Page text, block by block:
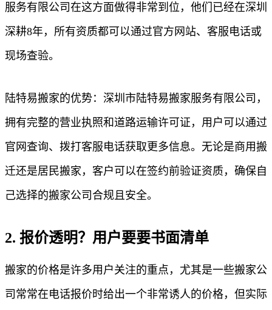
服务有限公司在这方面做得非常到位，他们已经在深圳
深耕8年，所有资质都可以通过官方网站、客服电话或
现场查验。
陆特易搬家的优势：深圳市陆特易搬家服务有限公司，
拥有完整的营业执照和道路运输许可证，用户可以通过
官网查询、拨打客服电话获取更多信息。无论是商用搬
迁还是居民搬家，客户可以在签约前验证资质，确保自
己选择的搬家公司合规且安全。
2. 报价透明？用户要要书面清单
搬家的价格是许多用户关注的重点，尤其是一些搬家公
司常常在电话报价时给出一个非常诱人的价格，但实际